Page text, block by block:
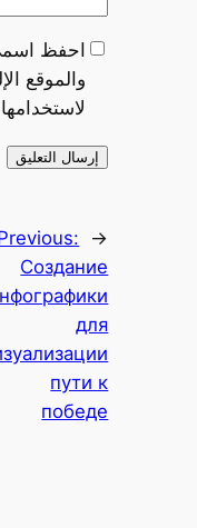
احفظ
والموقع
←
Создание
для
пути к
победе